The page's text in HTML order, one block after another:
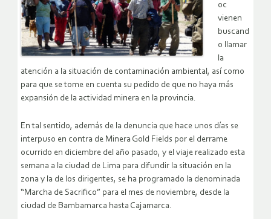
oc
vienen
buscand
o llamar
la
atención a la situación de contaminación ambiental, así como
para que se tome en cuenta su pedido de que no haya más
expansión de la actividad minera en la provincia.
En tal sentido, además de la denuncia que hace unos días se
interpuso en contra de Minera Gold Fields por el derrame
ocurrido en diciembre del año pasado, y el viaje realizado esta
semana a la ciudad de Lima para difundir la situación en la
zona y la de los dirigentes, se ha programado la denominada
“Marcha de Sacrifico” para el mes de noviembre, desde la
ciudad de Bambamarca hasta Cajamarca.